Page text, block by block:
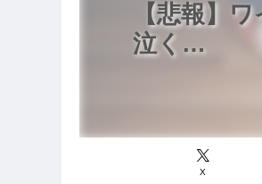
【悲報】
泣く…
X